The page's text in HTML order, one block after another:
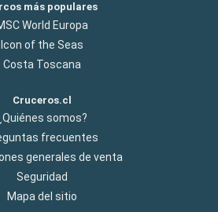
más populares
World Europa
Icon of the Seas
Costa Toscana
Cruceros.cl
somos?
frecuentes
generales de venta
Seguridad
Mapa del sitio